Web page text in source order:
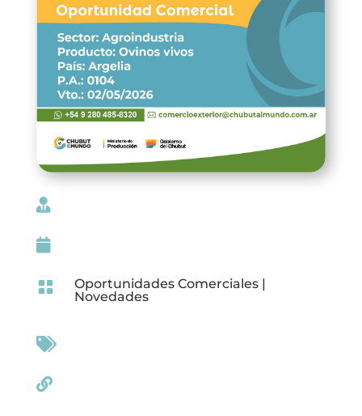


 Oportunidades Comerciales|
Novedades

